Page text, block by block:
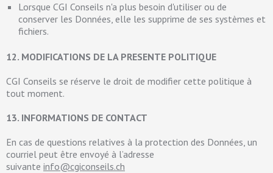
Lorsque CGI Conseils n'a plus besoin d'utiliser ou de
conserver les Données, elle les supprime de ses systèmes et
fichiers.
12. MODIFICATIONS DE LA PRESENTE POLITIQUE
CGI Conseils se réserve le droit de modifier cette politique à
tout moment.
13. INFORMATIONS DE CONTACT
En cas de questions relatives à la protection des Données, un
courriel peut être envoyé à l’adresse
suivante info@cgiconseils.ch